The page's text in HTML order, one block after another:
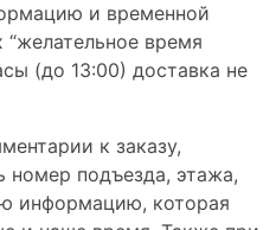
и временной
время
(до 13:00) доставка не
к заказу,
номер подъезда, этажа,
информацию, которая